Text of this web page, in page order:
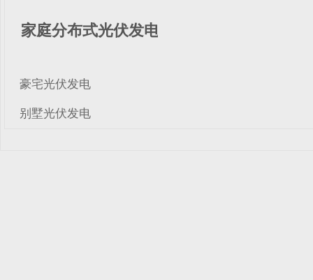
家庭分布式光伏发电
豪宅光伏发电
别墅光伏发电